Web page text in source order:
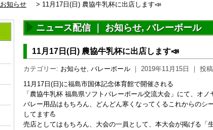
お知らせ > 11月17日(日) 農協牛乳杯に出店します📣
ニュース配信 ｜ お知らせ,バレーボール
11月17日(日) 農協牛乳杯に出店します📣
カテゴリー: お知らせ, バレーボール ｜ 2019年11月15日 ｜ 投
11月17日(日)に福島市国体記念体育館で開催される
「農協牛乳杯 福島県ソフトバレーボール交流大会」にて、オ
バレー用品はもちろん、どんどん寒くなってくるこれからのシ
してます💪
売店としてはもちろん、大会の一員として、本大会が掲げる「